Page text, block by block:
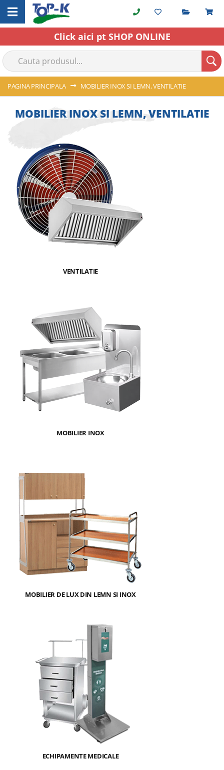
to
Content
Click aici pt SHOP ONLINE
PAGINA PRINCIPALA MOBILIER INOX SI LEMN, VENTILATIE
MOBILIER INOX SI LEMN, VENTILATIE
VENTILATIE
MOBILIER INOX
MOBILIER DE LUX DIN LEMN SI INOX
ECHIPAMENTE MEDICALE